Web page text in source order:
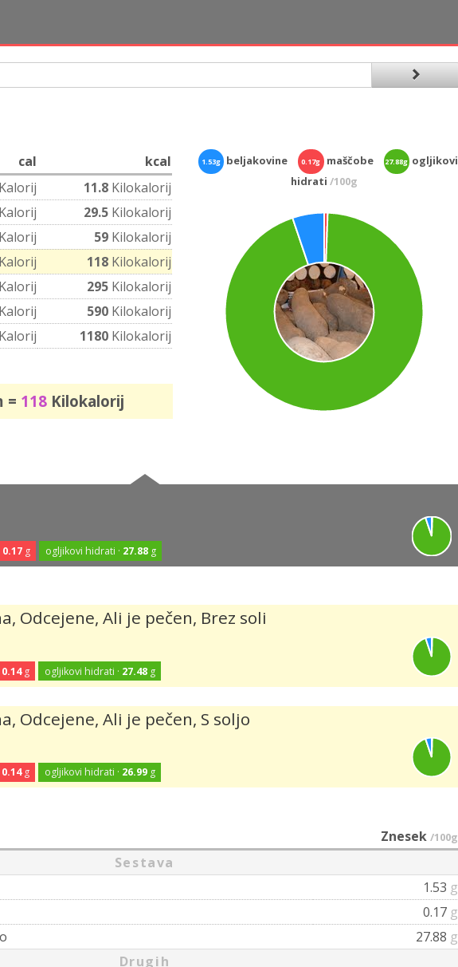
cal
kcal
Kalorij 11.8 Kilokalorij
Kalorij 29.5 Kilokalorij
Kalorij 59 Kilokalorij
Kalorij 118 Kilokalorij
Kalorij 295 Kilokalorij
Kalorij 590 Kilokalorij
Kalorij 1180 Kilokalorij
= 118Kilokalorij
1.53g beljakovine 0.17g maščobe 27.88gogljikovi
hidrati /100g
0.17g ogljikovi hidrati · 27.88g
Odcejene, Ali je pečen, Brez soli
0.14g ogljikovi hidrati · 27.48g
Odcejene, Ali je pečen, S soljo
0.14g ogljikovi hidrati · 26.99g
Znesek /100g
Sestava
1.53 g
0.17 g
27.88 g
Drugih